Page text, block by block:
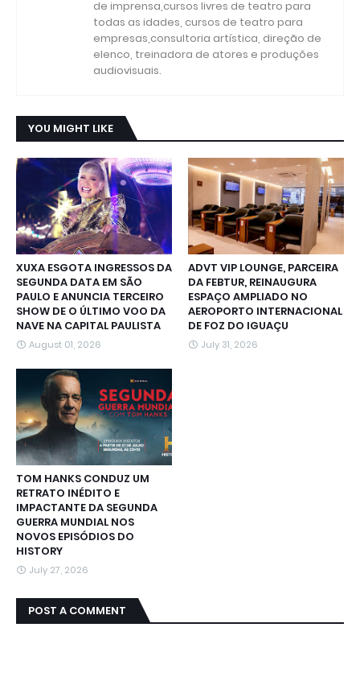
de imprensa,cursos livres de teatro para
todas as idades, cursos de teatro para
empresas,consultoria artística, direção de
elenco, treinadora de atores e produções
audiovisuais.
YOU MIGHT LIKE
XUXA ESGOTA INGRESSOS DA
SEGUNDA DATA EM SÃO
PAULO E ANUNCIA TERCEIRO
SHOW DE O ÚLTIMO VOO DA
NAVE NA CAPITAL PAULISTA
August 01, 2026
ADVT VIP LOUNGE, PARCEIRA
DA FEBTUR, REINAUGURA
ESPAÇO AMPLIADO NO
AEROPORTO INTERNACIONAL
DE FOZ DO IGUAÇU
July 31, 2026
TOM HANKS CONDUZ UM
RETRATO INÉDITO E
IMPACTANTE DA SEGUNDA
GUERRA MUNDIAL NOS
NOVOS EPISÓDIOS DO
HISTORY
July 27, 2026
POST A COMMENT